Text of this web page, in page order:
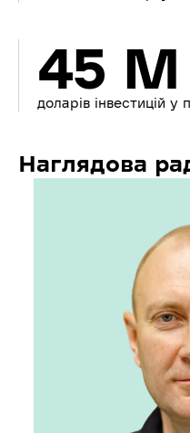
45 M
доларів інвестицій у
Наглядова